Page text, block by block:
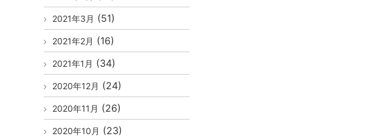
2021年3月 (51)
2021年2月 (16)
2021年1月 (34)
2020年12月 (24)
2020年11月 (26)
2020年10月 (23)